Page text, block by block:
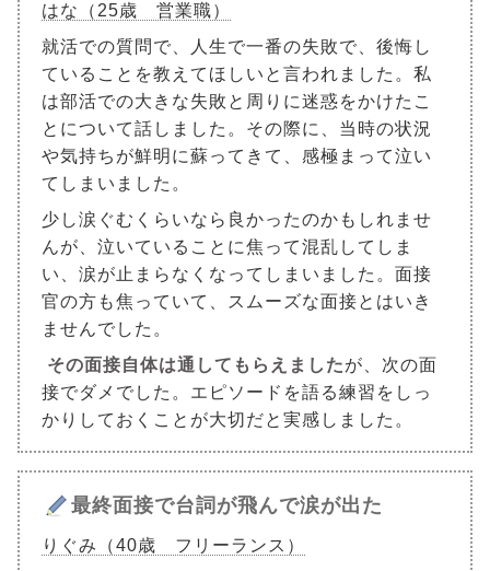
はな（25歳 営業職）
就活での質問で、人生で一番の失敗で、後悔し
ていることを教えてほしいと言われました。私
は部活での大きな失敗と周りに迷惑をかけたこ
とについて話しました。その際に、当時の状況
や気持ちが鮮明に蘇ってきて、感極まって泣い
てしまいました。
少し涙ぐむくらいなら良かったのかもしれませ
んが、泣いていることに焦って混乱してしま
い、涙が止まらなくなってしまいました。面接
官の方も焦っていて、スムーズな面接とはいき
ませんでした。
その面接自体は通してもらえましたが、次の面
接でダメでした。エピソードを語る練習をしっ
かりしておくことが大切だと実感しました。
最終面接で台詞が飛んで涙が出た
りぐみ（40歳 フリーランス）